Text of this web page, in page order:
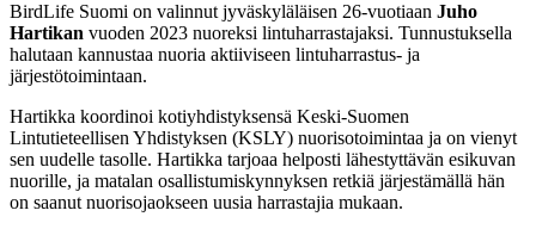
BirdLife Suomi on valinnut jyväskyläläisen 26-vuotiaan Juho
Hartikan vuoden 2023 nuoreksi lintuharrastajaksi. Tunnustuksella
halutaan kannustaa nuoria aktiiviseen lintuharrastus- ja
järjestötoimintaan.
Hartikka koordinoi kotiyhdistyksensä Keski-Suomen
Lintutieteellisen Yhdistyksen (KSLY) nuorisotoimintaa ja on vienyt
sen uudelle tasolle. Hartikka tarjoaa helposti lähestyttävän esikuvan
nuorille, ja matalan osallistumiskynnyksen retkiä järjestämällä hän
on saanut nuorisojaokseen uusia harrastajia mukaan.